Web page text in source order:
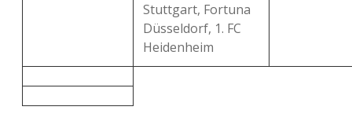
Stuttgart, Fortuna
Düsseldorf, 1. FC
Heidenheim